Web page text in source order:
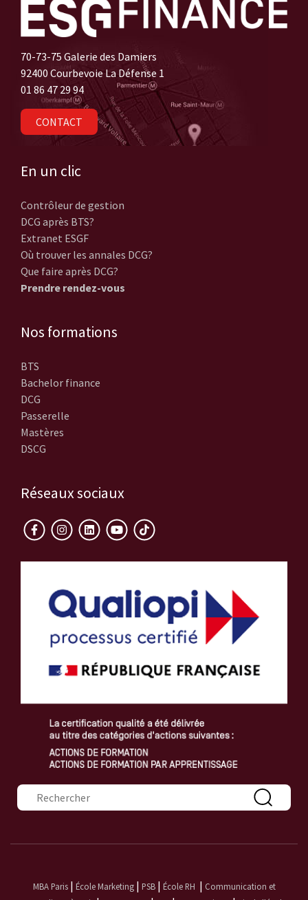
70-73-75 Galerie des Damiers
92400 Courbevoie La Défense 1
01 86 47 29 94
CONTACT
En un clic
Contrôleur de gestion
DCG après BTS?
Extranet ESGF
Où trouver les annales DCG?
Que faire après DCG?
Prendre rendez-vous
Nos formations
BTS
Bachelor finance
DCG
Passerelle
Mastères
DSCG
Réseaux sociaux
Formulaire de recherche
MBA Paris| École Marketing| PSB| École RH | Communication et